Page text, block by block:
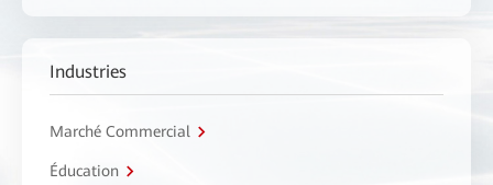
Industries
Marché Commercial
Éducation